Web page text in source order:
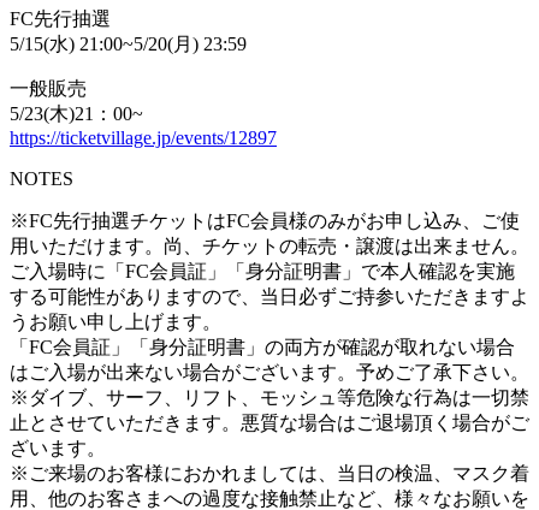
FC先行抽選
5/15(水) 21:00~5/20(月) 23:59
一般販売
5/23(木)21：00~
https://ticketvillage.jp/events/12897
NOTES
※FC先行抽選チケットはFC会員様のみがお申し込み、ご使
用いただけます。尚、チケットの転売・譲渡は出来ません。
ご入場時に「FC会員証」「身分証明書」で本人確認を実施
する可能性がありますので、当日必ずご持参いただきますよ
うお願い申し上げます。
「FC会員証」「身分証明書」の両方が確認が取れない場合
はご入場が出来ない場合がございます。予めご了承下さい。
※ダイブ、サーフ、リフト、モッシュ等危険な行為は一切禁
止とさせていただきます。悪質な場合はご退場頂く場合がご
ざいます。
※ご来場のお客様におかれましては、当日の検温、マスク着
用、他のお客さまへの過度な接触禁止など、様々なお願いを